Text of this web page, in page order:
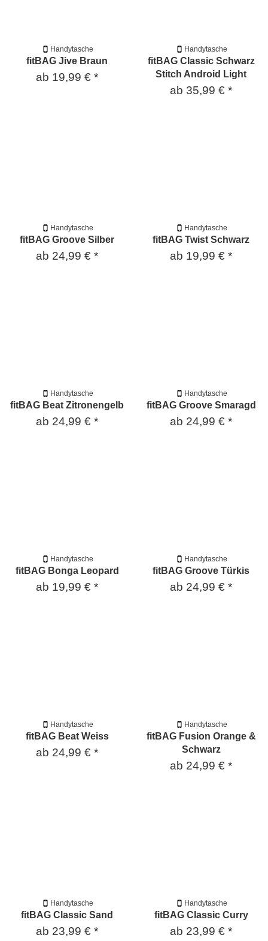
Handytasche
fitBAG Jive Braun
ab 19,99 € *
Handytasche
fitBAG Classic Schwarz
Stitch Android Light
ab 35,99 € *
Handytasche
fitBAG Groove Silber
ab 24,99 € *
Handytasche
fitBAG Twist Schwarz
ab 19,99 € *
Handytasche
fitBAG Beat Zitronengelb
ab 24,99 € *
Handytasche
fitBAG Groove Smaragd
ab 24,99 € *
Handytasche
fitBAG Bonga Leopard
ab 19,99 € *
Handytasche
fitBAG Groove Türkis
ab 24,99 € *
Handytasche
fitBAG Beat Weiss
ab 24,99 € *
Handytasche
fitBAG Fusion Orange &
Schwarz
ab 24,99 € *
Handytasche
fitBAG Classic Sand
ab 23,99 € *
Handytasche
fitBAG Classic Curry
ab 23,99 € *